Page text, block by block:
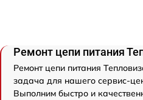
Ремонт цепи питания
Ремонт цепи питания
задача для нашего сервис-
Выполним быстро и